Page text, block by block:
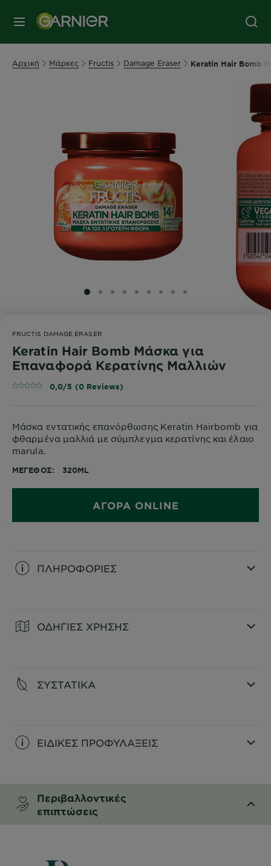
MENU
Αρχική Μάρκες Fructis Damage Eraser Keratin Hair Bomb
SLIDE 1
SLIDE 2
SLIDE 3
SLIDE 4
SLIDE 5
SLIDE 6
SLIDE 7
SLIDE 8
SLIDE 9
FRUCTIS DAMAGE ERASER
Keratin Hair Bomb Μάσκα για
Επαναφορά Κερατίνης Μαλλιών
0,0/5 (0 Reviews)
Μάσκα εντατικής επανόρθωσης Keratin Hairbomb για
φθαρμένα μαλλιά με σύμπλεγμα κερατίνης και έλαιο
marula.
ΜΈΓΕΘΟΣ 320ML
ΑΓΟΡΑ ONLINE
ΠΛΗΡΟΦΟΡΙΕΣ
ΟΔΗΓΙΕΣ ΧΡΗΣΗΣ
ΣΥΣΤΑΤΙΚΑ
ΕΙΔΙΚΕΣ ΠΡΟΦΥΛΑΞΕΙΣ
Περιβαλλοντικές
επιπτώσεις